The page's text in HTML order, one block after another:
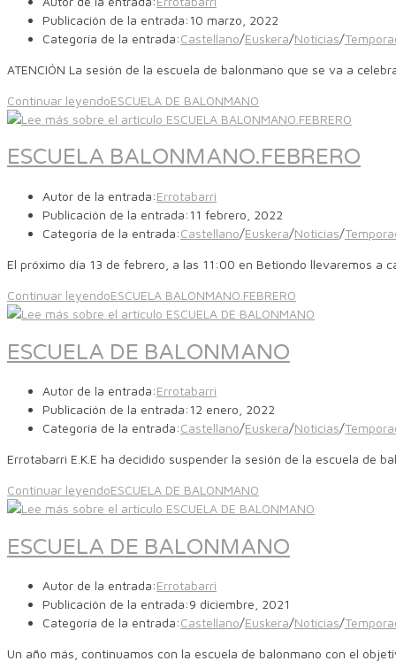
Publicación de la entrada: 10 marzo, 2022
Categoría de la entrada:Castellano/Euskera/Noticias/
ATENCIÓN La sesión de la escuela de balonmano que se va a
Continuar leyendoESCUELA DE BALONMANO
ESCUELA BALONMANO.FEBRERO
Autor de la entrada:Errotabarri
Publicación de la entrada: 11 febrero, 2022
Categoría de la entrada:Castellano/Euskera/Noticias/
El próximo día 13 de febrero, a las 11:00 en Betiondo llevaremos a
Continuar leyendoESCUELA BALONMANO.FEBRERO
ESCUELA DE BALONMANO
Autor de la entrada:Errotabarri
Publicación de la entrada: 12 enero, 2022
Categoría de la entrada:Castellano/Euskera/Noticias/
Errotabarri E.K.E ha decidido suspender la sesión de la escuela de
Continuar leyendoESCUELA DE BALONMANO
ESCUELA DE BALONMANO
Autor de la entrada:Errotabarri
Publicación de la entrada:9 diciembre, 2021
Categoría de la entrada:Castellano/Euskera/Noticias/
Un año más, continuamos con la escuela de balonmano con el